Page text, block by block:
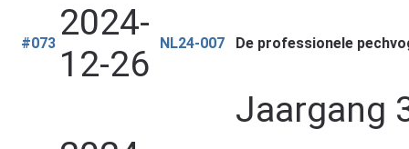
#073 2024-
12-26
NL24-007 De professionele
Jaargang